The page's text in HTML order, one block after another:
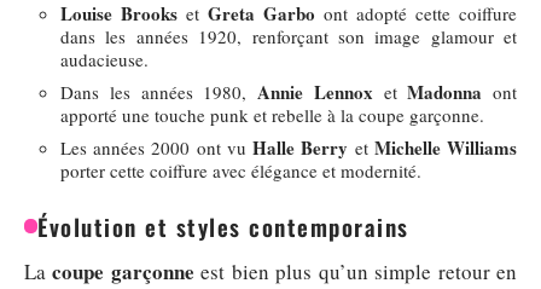
Louise Brooks et Greta Garbo ont adopté cette coiffure
dans les années 1920, renforçant son image glamour et
audacieuse.
Dans les années 1980, Annie LennoxetMadonna ont
apporté une touche punk et rebelle à la coupe garçonne.
Les années 2000 ont vuHalle Berry et Michelle Williams
porter cette coiffure avec élégance et modernité.
Évolution et styles contemporains
Lacoupe garçonne est bien plus qu’un simple retour en